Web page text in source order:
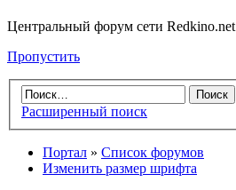
Центральный форум сети Redkino.net
Пропустить
Расширенный поиск
Портал » Список форумов
Изменить размер шрифта